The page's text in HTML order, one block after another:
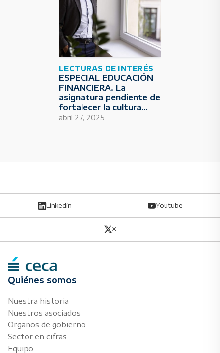
LECTURAS DE INTERÉS
ESPECIAL EDUCACIÓN
FINANCIERA. La
asignatura pendiente de
fortalecer la cultura
económica de la
abril 27, 2025
Linkedin Youtube
X
Quiénes somos
Nuestra historia
Nuestros asociados
Órganos de gobierno
Sector en cifras
Equipo